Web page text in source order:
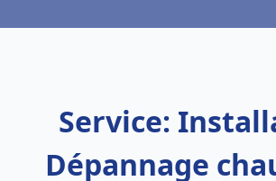
Service:
Dépannage